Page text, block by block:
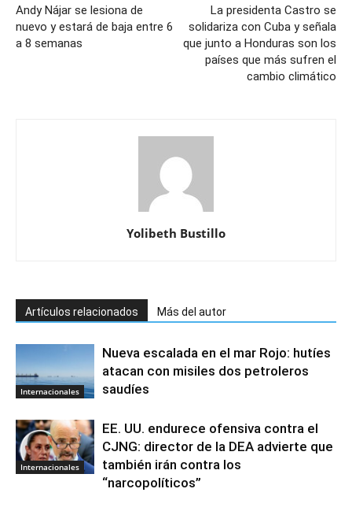
Andy Nájar se lesiona de
nuevo y estará de baja entre 6
a 8 semanas
La presidenta Castro se
solidariza con Cuba y señala
que junto a Honduras son los
países que más sufren el
cambio climático
Yolibeth Bustillo
Artículos relacionados Más del autor
Internacionales
Nueva escalada en el mar Rojo: hutíes
atacan con misiles dos petroleros
saudíes
Internacionales
EE. UU. endurece ofensiva contra el
CJNG: director de la DEA advierte que
también irán contra los
“narcopolíticos”